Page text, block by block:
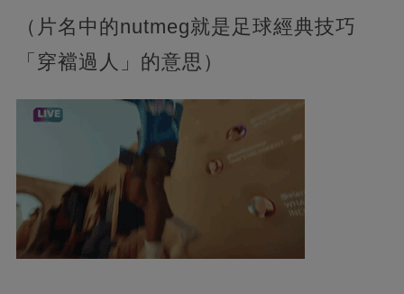
（片名中的nutmeg就是足球經典技巧
「穿襠過人」的意思）